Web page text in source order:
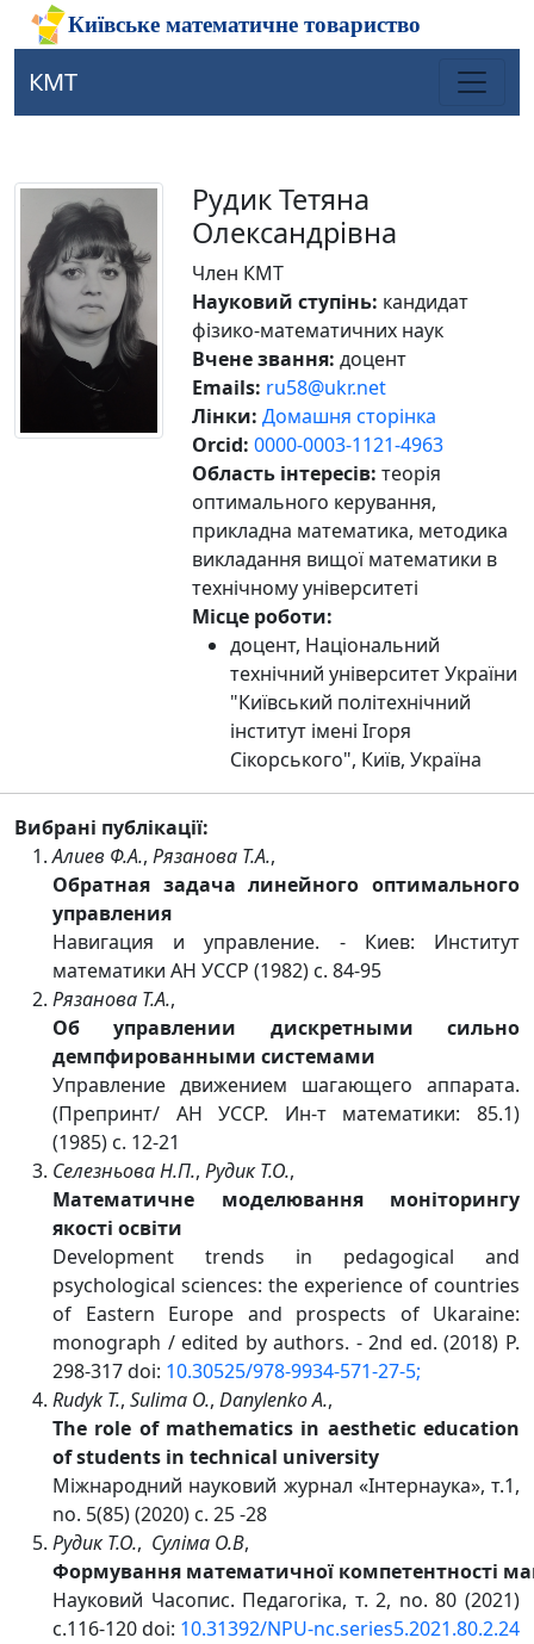
КМТ
Рудик Тетяна
Олександрівна
Член КМТ
Науковий ступінь: кандидат
фізико-математичних наук
Вчене звання: доцент
Emails: ru58@ukr.net
Лінки: Домашня сторінка
Orcid: 0000-0003-1121-4963
Область інтересів: теорія
оптимального керування,
прикладна математика, методика
викладання вищої математики в
технічному університеті
Місце роботи:
доцент, Національний
технічний університет України
"Київський політехнічний
інститут імені Ігоря
Сікорського", Київ, Україна
Вибрані публікації:
Алиев Ф.А., Рязанова Т.А.,
Обратная задача линейного оптимального
управления
Навигация и управление. - Киев: Институт
математики АН УССР (1982) с. 84-95
Рязанова Т.А.,
Об управлении дискретными сильно
демпфированными системами
Управление движением шагающего аппарата.
(Препринт/ АН УССР. Ин-т математики: 85.1)
(1985) с. 12-21
Селезньова Н.П., Рудик Т.О.,
Математичне моделювання моніторингу
якості освіти
Development trends in pedagogical and
psychological sciences: the experience of countries
of Eastern Europe and prospects of Ukaraine:
monograph / edited by authors. - 2nd ed. (2018) P.
298-317 doi: 10.30525/978-9934-571-27-5;
Rudyk T., Sulima O., Danylenko A.,
The role of mathematics in aesthetic education
of students in technical university
Міжнародний науковий журнал «Інтернаука», т.1,
no. 5(85) (2020) c. 25 -28
Рудик Т.О., Суліма О.В,
Формування математичної компетентності
Науковий Часопис. Педагогіка, т. 2, no. 80 (2021)
с.116-120 doi: 10.31392/NPU-nc.series5.2021.80.2.24